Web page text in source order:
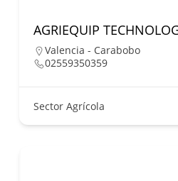
AGRIEQUIP
Valencia - Carabobo
02559350359
Sector Agrícola